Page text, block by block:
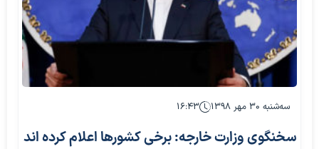
سه‌شنبه ۳۰ مهر ۱۳۹۸ ۱۶:۴۳
سخنگوی وزارت خارجه: برخی کشورها اعلام کرده اند